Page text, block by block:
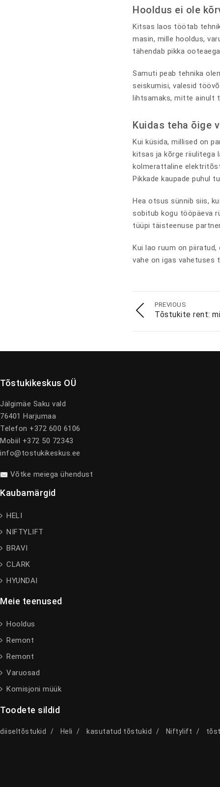
Hooldus ei ole
Kitsas laos töötab
masin, mille hooldus,
tähendab pikka
Samuti peab tehnika
seiskumisi, valesid
lihtsamaks, mitte ainult
Kuidas teha õige
Kui küsida, millised on
kitsas ja kõrge riiulitega
kolmerattaline
Pikkade kaupade puhul
Hea otsus sünnib siis,
sobitub kogu tööpäeva
tüüpi täisteenuse
Kui lao ruum on
vahe on igas vahetuses
PREVIOUS
Tõstukite rent:
Tõstukikeskus OÜ
Jälgimäe Saku vald
76401 Harjumaa
Telefon +372 600 6106
Mobiil +372 50 72343
info@tostukikeskus.ee
Võtke meiega ühendust
Kaubamärgid
HELI
NIFTYLIFT
BRAVI
CLARK
HYUNDAI
Meie teenused
Hooldus
Remont
Remont
Varuosad
Komisjoni müük
Toodete sildid
diiseltõstukid Heli kasutatud tõstukid Niftylift